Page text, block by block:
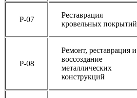
Р-07
Реставрация
кровельных покрытий
Р-08
Ремонт, реставрация и
воссоздание
металлических
конструкций